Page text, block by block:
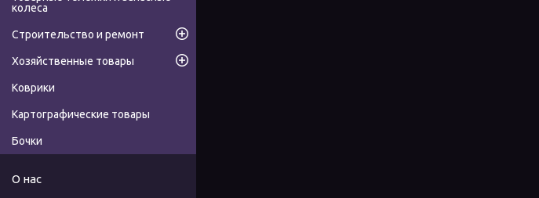
колеса
Строительство и ремонт
Хозяйственные товары
Коврики
Картографические товары
Бочки
О нас